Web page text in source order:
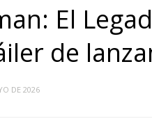
El
de
DE 2026